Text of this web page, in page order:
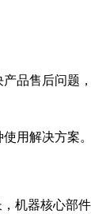
品售后问题
用解决方案。
机器核心部